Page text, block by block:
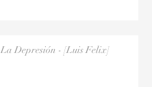
La Depresión - [Luis Felix]